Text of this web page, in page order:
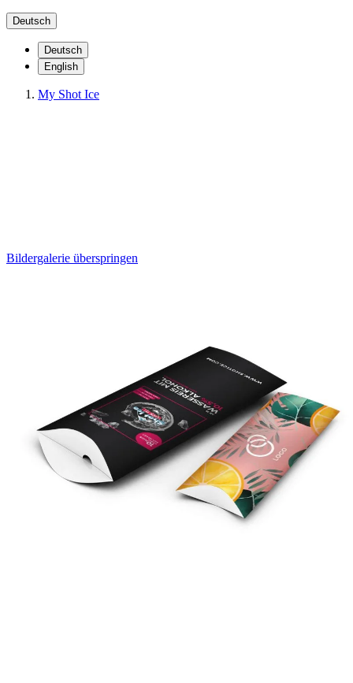
Deutsch
Deutsch
English
My Shot Ice
Bildergalerie überspringen